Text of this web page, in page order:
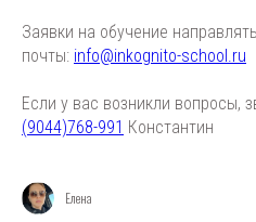
Заявки на обучение
почты: info@inkognito-school.ru
Если у вас возникли вопросы,
(9044)768-991 Константин
Елена